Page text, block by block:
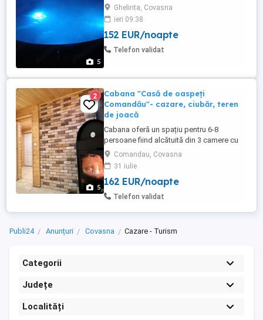
5
persoane mai multe detalii scrieți sau
sunați
Ghelinta, Covasna
ieri 09:38
152 EUR/noapte
Telefon validat
5
2
Cabana "Casă de oaspeți
Comandău"- cazare, ciubăr, teren
de joacă
Cabana oferă un spațiu pentru 6-8
persoane fiind alcătuită din 3 camere cu
pat dublu, 2 băi o bucătarie utilată
complet și un living cu șemineu. Cabana
vă pune la dispoziție un jakuzzi, saună,
grătar și loc pentru servit masă, vizavi este
un teren de joacă pentru copii. Cabana se
Comandau, Covasna
31 iulie
162 EUR/noapte
Telefon validat
Publi24 Anunțuri Covasna Cazare - Turism
Categorii
Județe
Localități